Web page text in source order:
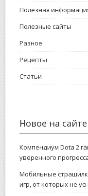
Полезная
Полезные сайты
Разное
Рецепты
Статьи
Новое на сайте
Компендиум Dota 2
уверенного
Мобильные
игр, от которых не